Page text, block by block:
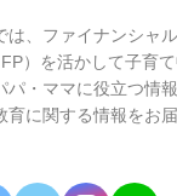
は、ファイナンシャ
）を活かして子育
パ・ママに役立つ情
育に関する情報をお